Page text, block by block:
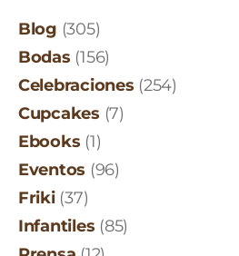
Blog (305)
Bodas (156)
Celebraciones (254)
Cupcakes (7)
Ebooks (1)
Eventos (96)
Friki(37)
Infantiles (85)